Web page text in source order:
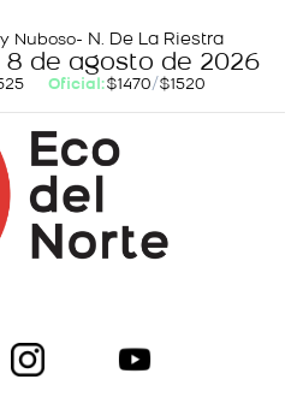
Nuboso- N. De La Riestra
8 de agosto de 2026
Oficial:$1470/$1520